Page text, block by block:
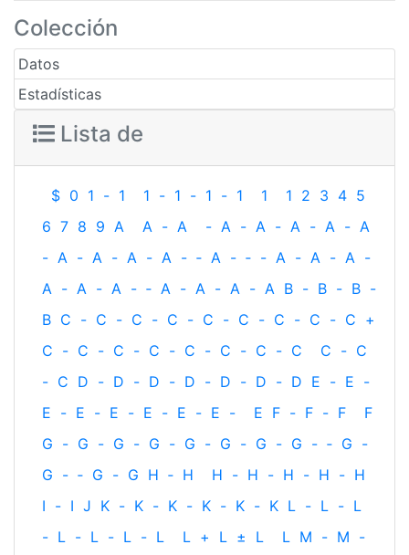
Colección
Datos
Estadísticas
Lista de
$ 0 1 - 1 1 - 1 - 1 - 1 1 1 2 3 4 5
6 7 8 9 A A - A - A - A - A - A - A
- A - A - A - A - ‐ A - ‐ - A - A - A -
A - A - A - ‐ A - A - A - A B - B - B -
B C - C - C - C - C - C - C - C - C +
C - C - C - C - C - C - C - C C - C
- C D - D - D - D - D - D - D E - E -
E - E - E - E - E - E - E F - F - F
F
G - G - G - G - G - G - G - G - ‐ G -
G - ‐ G - G H ‐ H H - H - H - H - H
I - I J K - K - K - K - K - K L - L - L
- L - L - L - L L + L ± L L M - M -